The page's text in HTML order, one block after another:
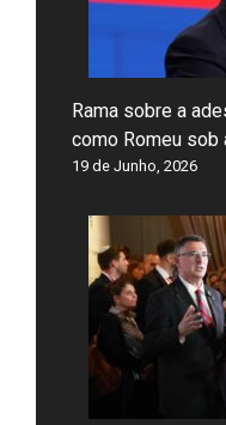
Rama sobre a
como Romeu sob
19 de Junho, 2026